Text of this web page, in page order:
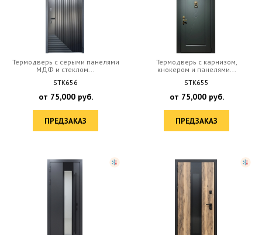
Термодверь с серыми панелями
МДФ и стеклом...
STK656
от 75,000руб.
ПРЕДЗАКАЗ
Термодверь с карнизом,
кнокером и панелями...
STK655
от 75,000руб.
ПРЕДЗАКАЗ